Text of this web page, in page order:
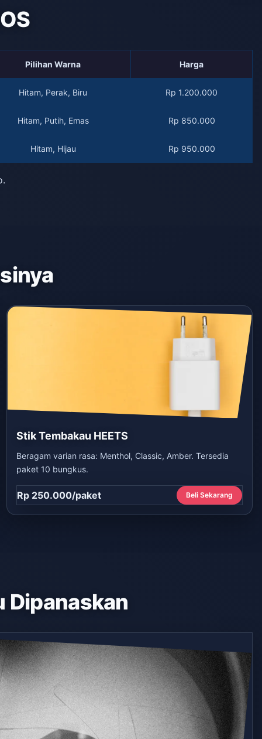
Pilihan Warna Harga
Hitam, Perak, Biru Rp 1.200.000
Hitam, Putih, Emas Rp 850.000
Hitam, Hijau Rp 950.000
Stik Tembakau HEETS
Beragam varian rasa: Menthol, Classic, Amber. Tersedia
paket 10 bungkus.
Rp 250.000/paket Beli Sekarang
Dipanaskan